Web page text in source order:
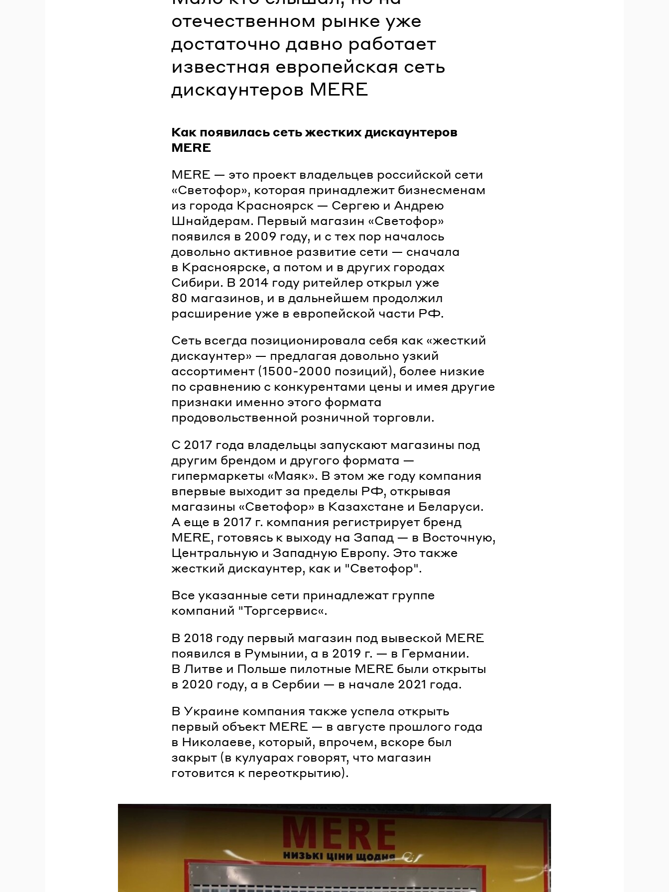
отечественном рынке уже
достаточно давно работает
известная европейская сеть
дискаунтеров MERE
Как появилась сеть жестких дискаунтеров
MERE
MERE — это проект владельцев российской сети
«Светофор», которая принадлежит бизнесменам
из города Красноярск — Сергею и Андрею
Шнайдерам. Первый магазин «Светофор»
появился в 2009 году, и с тех пор началось
довольно активное развитие сети — сначала
в Красноярске, а потом и в других городах
Сибири. В 2014 году ритейлер открыл уже
80 магазинов, и в дальнейшем продолжил
расширение уже в европейской части РФ.
Сеть всегда позиционировала себя как «жесткий
дискаунтер» — предлагая довольно узкий
ассортимент (1500-2000 позиций), более низкие
по сравнению с конкурентами цены и имея другие
признаки именно этого формата
продовольственной розничной торговли.
С 2017 года владельцы запускают магазины под
другим брендом и другого формата —
гипермаркеты «Маяк». В этом же году компания
впервые выходит за пределы РФ, открывая
магазины «Светофор» в Казахстане и Беларуси.
А еще в 2017 г. компания регистрирует бренд
MERE, готовясь к выходу на Запад — в Восточную,
Центральную и Западную Европу. Это также
жесткий дискаунтер, как и "Светофор".
Все указанные сети принадлежат группе
компаний "Торгсервис«.
В 2018 году первый магазин под вывеской MERE
появился в Румынии, а в 2019 г. — в Германии.
В Литве и Польше пилотные MERE были открыты
в 2020 году, а в Сербии — в начале 2021 года.
В Украине компания также успела открыть
первый объект MERE — в августе прошлого года
в Николаеве, который, впрочем, вскоре был
закрыт (в кулуарах говорят, что магазин
готовится к переоткрытию).